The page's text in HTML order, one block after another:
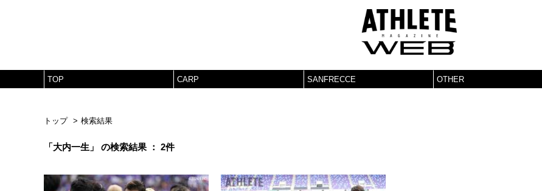
TOP CARP SANFRECCE OTHER
トップ 検索結果
「大内一生」 の検索結果 ： 2件